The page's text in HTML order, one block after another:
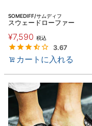
SOMEDIFF/サムディフ
スウェードローファー
¥7,590 税込
3.67
カートに入れる